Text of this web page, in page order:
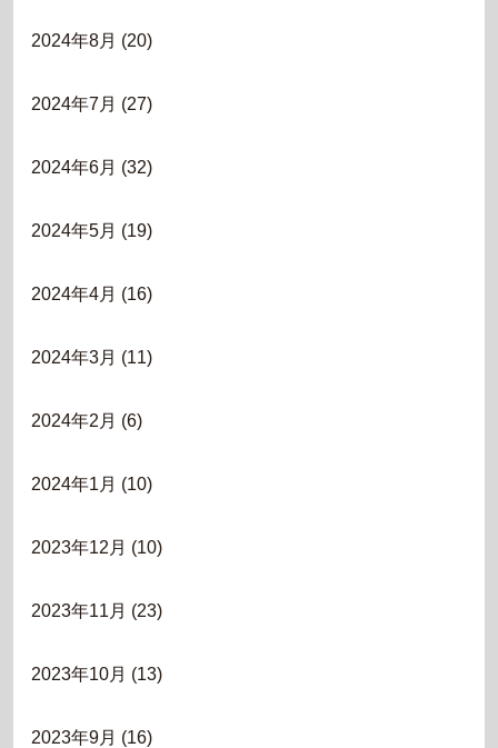
2024年8月 (20)
2024年7月 (27)
2024年6月 (32)
2024年5月 (19)
2024年4月 (16)
2024年3月 (11)
2024年2月 (6)
2024年1月 (10)
2023年12月 (10)
2023年11月 (23)
2023年10月 (13)
2023年9月 (16)